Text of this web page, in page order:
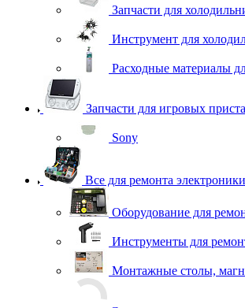
Запчасти для
Инструмент для
Расходные материалы
Запчасти для игровых
Sony
Все для ремонта электроники
Оборудование для
Инструменты для
Монтажные столы,